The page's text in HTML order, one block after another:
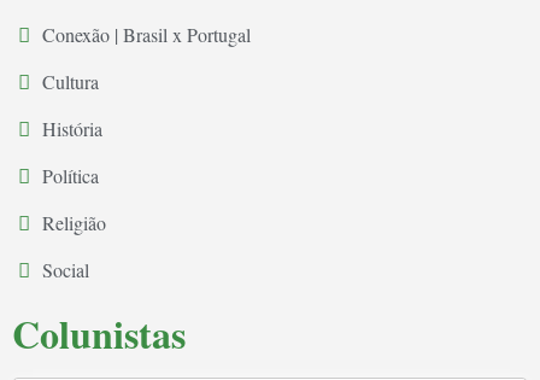
Conexão | Brasil x Portugal
Cultura
História
Política
Religião
Social
Colunistas